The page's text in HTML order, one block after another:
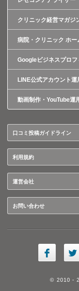
クリニック経営マガジ
病院・クリニック ホー
Googleビジネスプロフ
LINE公式アカウント運
動画制作・YouTube運
口コミ投稿ガイドライン
利用規約
運営会社
お問い合わせ
© 2010 -